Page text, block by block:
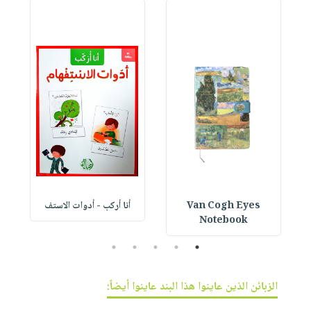
Van Cogh Eyes
Notebook
أنا أركب - أدوات الاستف
1
2
3
4
5
الزبائن الذين عاينوا هذا البند عاينوا أيضاً: